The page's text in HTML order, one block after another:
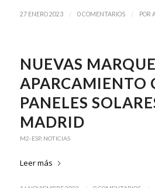
27 ENERO 2023 / 0 COMENTARIOS / POR
NUEVAS
APARCAMIENTO
PANELES
MADRID
M2-ESP, NOTICIAS
Leer más